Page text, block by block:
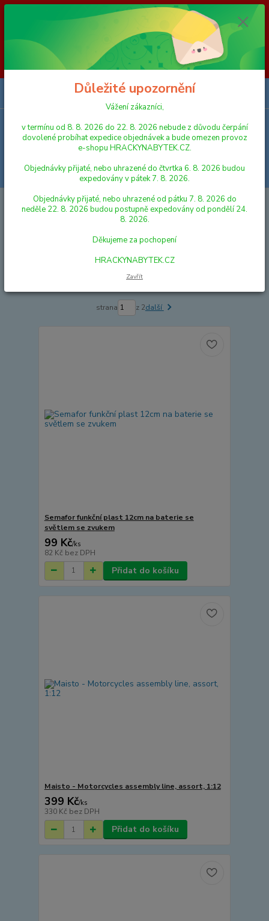
Vážení zákazníci, v termínu od 8. 8. 2026 do 23. 8. 2026 nebude z
důvodu čerpání dovolené probíhat expedice objednávek a bude omezen
provoz e-shopu HRACKYNABYTEK.CZ. Objednávky přijaté, nebo
uhrazené do čtvrtka 6. 8. 2026 budou expedovány v pátek 7. 8. 2026.
Objednávky přijaté, nebo uhrazené od pátku 7. 8. 2026 do neděle 23. 8.
2026 budou postupně expedovány od pondělí 24. 8. 2026. Děkujeme za
pochopení HRACKYNABYTEK.CZ
Menu
Hledat
AUTA, LODĚ, LETADLA MOTORKY A ČTYŘKOLKY
MOTORKY A ČTYŘKOLKY
Nejlevnější Nejdražší
strana z 2další
Semafor funkční plast 12cm na baterie se
světlem se zvukem
99 Kč/ks
82 Kč bez DPH
Přidat do košíku
Maisto - Motorcycles assembly line, assort, 1:12
399 Kč/ks
330 Kč bez DPH
Přidat do košíku
Důležité upozornění
Vážení zákazníci,
v termínu od 8. 8. 2026 do 22. 8. 2026 nebude z důvodu čerpání
dovolené probíhat expedice objednávek a bude omezen provoz
e-shopu HRACKYNABYTEK.CZ.
Objednávky přijaté, nebo uhrazené do čtvrtka 6. 8. 2026 budou
expedovány v pátek 7. 8. 2026.
Objednávky přijaté, nebo uhrazené od pátku 7. 8. 2026 do
neděle 22. 8. 2026 budou postupně expedovány od pondělí 24.
8. 2026.
Děkujeme za pochopení
HRACKYNABYTEK.CZ
Zavřít